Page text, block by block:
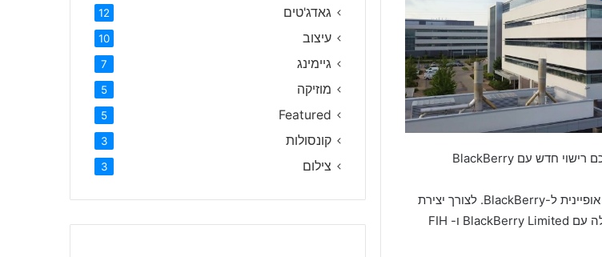
בקיץ 2020, הסטארט-אפ OnwardMobility, המבוסס בטקסס, חתם על הסכם רישוי חדש עם BlackBerry
המכשיר, שכנראה ישוחרר ב-2021, צפוי להיות בעל מפרט דגל ומקלדת פיזית אופיינית ל-BlackBerry. לצורך יצירת
הסמארטפונים החדשים ממותג BlackBerry, OnwardMobility משתפת פעולה עם BlackBerry Limited ו- FIH
גאדג'טים 12
עיצוב 10
גיימינג 7
מוזיקה 5
Featured
5
קונסולות 3
צילום 3